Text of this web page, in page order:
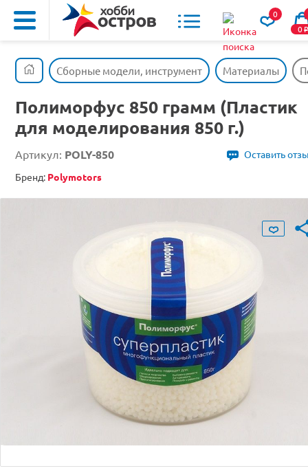
0
0o
Сборные модели, инструмент Материалы
Полиморфус 850 грамм (Пластик
для моделирования 850 г.)
Артикул: POLY-850
Оставить
Бренд: Polymotors